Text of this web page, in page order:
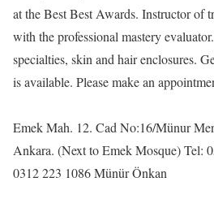
at the Best Best Awards. Instructor of
with the professional mastery
specialties, skin and hair enclosures.
is available. Please make an
Emek Mah. 12. Cad No:16/Münur
Ankara. (Next to Emek Mosque) Tel:
0312 223 1086 Münür Önkan